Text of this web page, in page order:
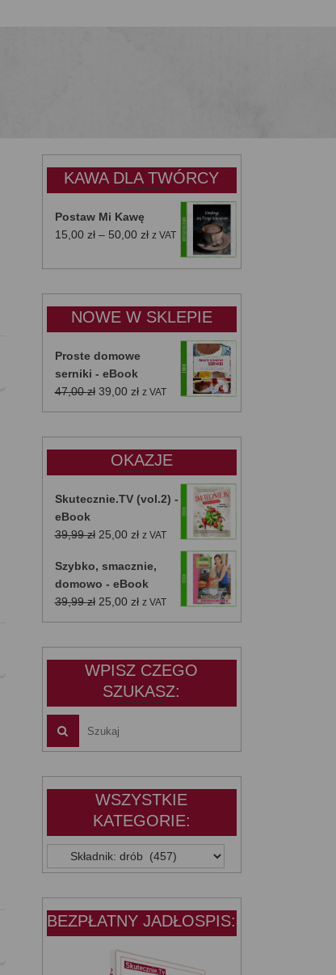
KAWA DLA TWÓRCY
Postaw Mi Kawę
15,00 zł – 50,00 złZakres
od
do
50,00 zł
z VAT
NOWE W SKLEPIE
Proste domowe
serniki - eBook
47,00zł Pierwotna
cena
39,00 złAktualna
cena
z VAT
OKAZJE
Skutecznie.TV (vol.2) -
eBook
39,99zł Pierwotna
wynosiła:
39,99 zł.
25,00 złAktualna
wynosi:
25,00 zł.
z VAT
Szybko, smacznie,
domowo - eBook
39,99zł Pierwotna
cena
25,00 złAktualna
cena
z VAT
WPISZ CZEGO
SZUKASZ:
WSZYSTKIE
KATEGORIE:
WSZYSTKIE
KATEGORIE:
BEZPŁATNY JADŁOSPIS: